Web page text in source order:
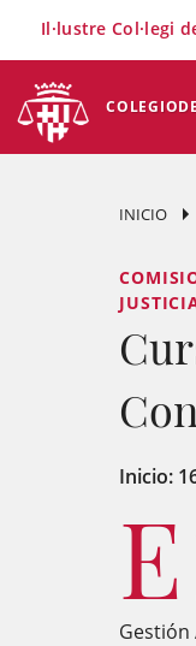
COLEGIO
Il·lustre Col·legi
INICIO
Inicio:
E
Gestión